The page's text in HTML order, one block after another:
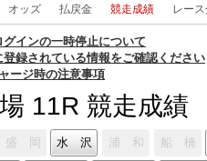
オッズ 払戻金 競走成績 レー
グインの一時停止について
登録されている情報をご確認ください
ージ時の注意事項
11R 競走成績
盛 岡 水 沢 浦 和 船 橋